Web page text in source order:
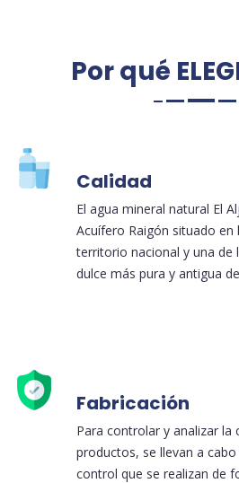
Por qué
Calidad
El agua mineral natural El
Acuífero Raigón situado en
territorio nacional y una de
dulce más pura y antigua
Fabricación
Para controlar y analizar la
productos, se llevan a
control que se realizan de